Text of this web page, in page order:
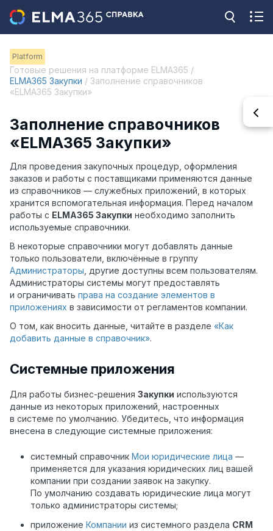
Platform
Готовые решения на платформе ELMA365 /
ELMA365 Закупки / Заполнение справочников
«ELMA365 Закупки»
Заполнение справочников
«ELMA365 Закупки»
Для проведения закупочных процедур, оформления
заказов и работы с поставщиками применяются данные
из справочников — служебных приложений, в которых
хранится вспомогательная информация. Перед началом
работы с ELMA365 Закупки необходимо заполнить
используемые справочники.
В некоторые справочники могут добавлять данные
только пользователи, включённые в группу
Администраторы , другие доступны всем пользователям.
Администраторы системы могут предоставлять
и ограничивать права на создание элементов в
приложениях в зависимости от регламентов компании.
О том, как вносить данные, читайте в разделе «Как
добавить данные в справочник».
Системные приложения
Для работы бизнес-решения Закупки используются
данные из некоторых приложений, настроенных
в системе по умолчанию. Убедитесь, что информация
внесена в следующие системные приложения:
системный справочник Мои юридические лица —
применяется для указания юридических лиц вашей
компании при создании заявок на закупку.
По умолчанию создавать юридические лица могут
только администраторы системы;
приложение Компании из системного раздела CRM